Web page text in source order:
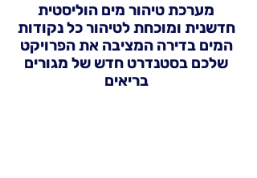
מערכת טיהור מים הוליסטית
חדשנית ומוכחת לטיהור כל נקודות
המים בדירה המציבה את הפרויקט
שלכם בסטנדרט חדש של מגורים
בריאים